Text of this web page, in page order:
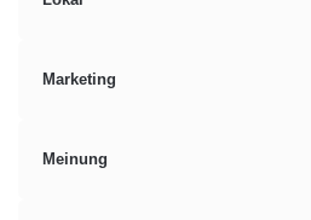
Marketing
Meinung